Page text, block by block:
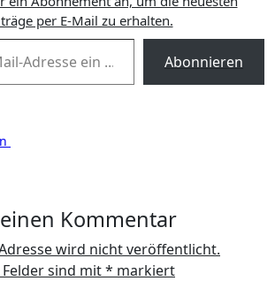
per E-Mail zu erhalten.
Abonnieren
Kommentar
wird nicht veröffentlicht.
sind mit* markiert